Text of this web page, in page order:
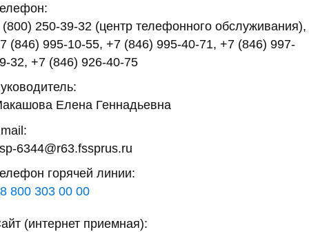
(800) 250-39-32 (центр телефонного обслуживания),
(846) 995-10-55, +7 (846) 995-40-71, +7 (846) 997-
32, +7 (846) 926-40-75
Елена Геннадьевна
6344@r63.fssprus.ru
горячей линии:
8 800 303 00 00
(интернет приемная):